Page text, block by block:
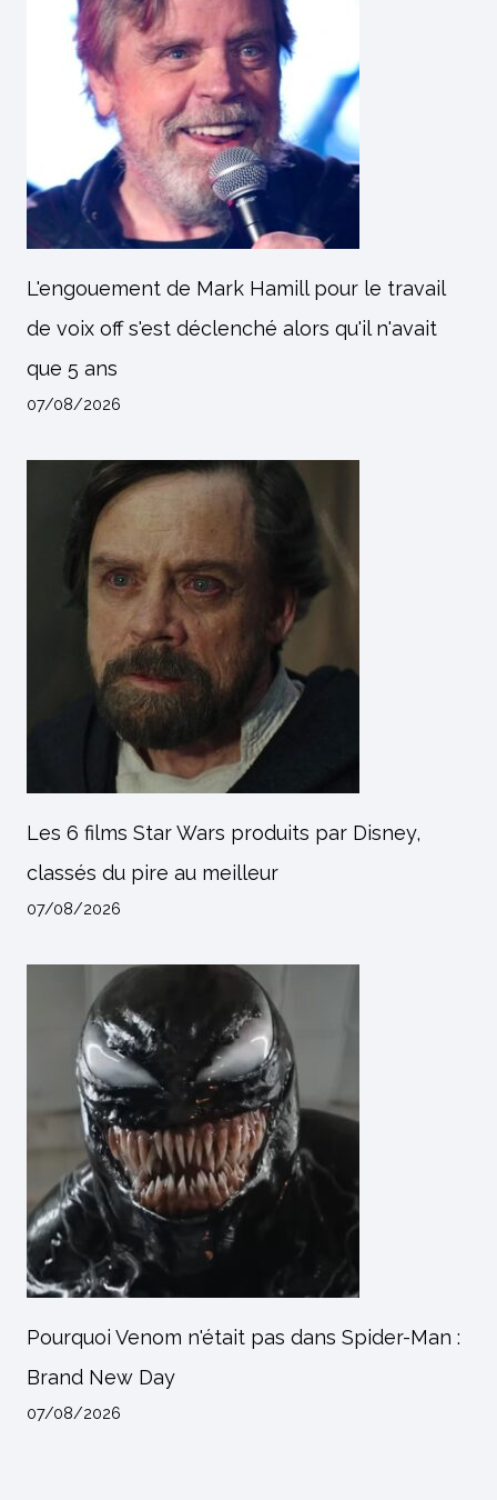
L'engouement de Mark Hamill pour le travail
de voix off s'est déclenché alors qu'il n'avait
que 5 ans
07/08/2026
Les 6 films Star Wars produits par Disney,
classés du pire au meilleur
07/08/2026
Pourquoi Venom n'était pas dans Spider-Man :
Brand New Day
07/08/2026